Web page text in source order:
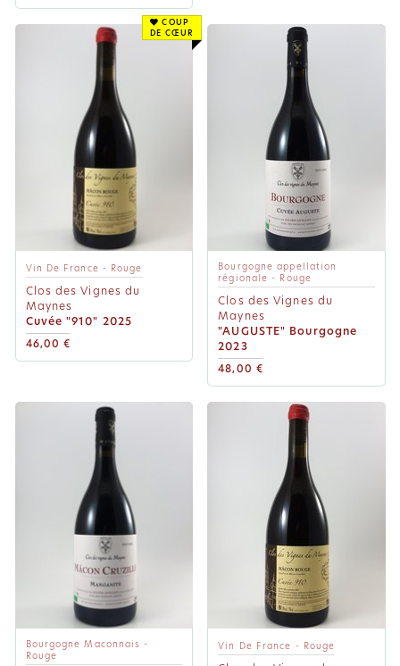
Vin De France - Rouge
Clos des Vignes du
Maynes
Cuvée "910" 2025
46,00 €
COUP
DE CŒUR
Bourgogne appellation
régionale - Rouge
Clos des Vignes du
Maynes
"AUGUSTE" Bourgogne
2023
48,00 €
Bourgogne Maconnais -
Rouge
Vin De France - Rouge